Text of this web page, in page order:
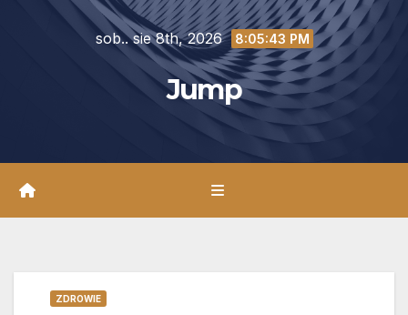
sob.. sie 8th, 2026 8:05:44 PM
Jump
ZDROWIE